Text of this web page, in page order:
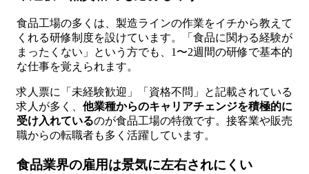
食品工場の多くは、製造ラインの作業をイチから教えて
くれる研修制度を設けています。「食品に関わる経験が
まったくない」という方でも、1〜2週間の研修で基本的
な仕事を覚えられます。
求人票に「未経験歓迎」「資格不問」と記載されている
求人が多く、 他業種からのキャリアチェンジを積極的に
受け入れているのが食品工場の特徴です。接客業や販売
職からの転職者も多く活躍しています。
食品業界の雇用は景気に左右されにくい